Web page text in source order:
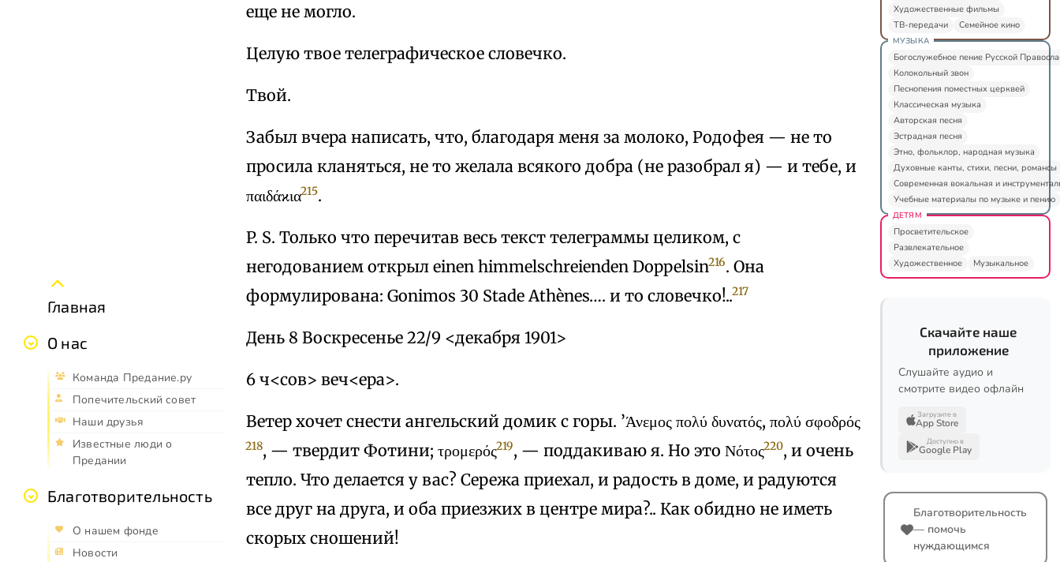
Главная
О нас
Команда Предание.ру
Попечительский совет
Наши друзья
Известные люди о
Предании
Благотворительность
О нашем фонде
Новости
еще не могло.
Целую твое телеграфическое словечко.
Твой.
Забыл вчера написать, что, благодаря меня за молоко, Родофея — не то
просила кланяться, не то желала всякого добра (не разобрал я) — и тебе, и
παιδάϰια215.
P. S. Только что перечитав весь текст телеграммы целиком, с
негодованием открыл einen himmelschreienden Doppelsin216. Она
формулирована: Gonimos 30 Stade Athènes…. и то словечко!..217
День 8 Воскресенье 22/9 <декабря 1901>
6 ч<сов> веч<ера>.
Ветер хочет снести ангельский домик с горы. ’Άνεμος πολύ δυνατός, πολύ σφοδρός
218, — твердит Фотини; τρομερός219, — поддакиваю я. Но это Νότος220, и очень
тепло. Что делается у вас? Сережа приехал, и радость в доме, и радуются
все друг на друга, и оба приезжих в центре мира?.. Как обидно не иметь
скорых сношений!
Художественные фильмы
ТВ-передачи
Семейное кино
МУЗЫКА
Богослужебное пение Русской
Колокольный звон
Песнопения поместных церквей
Классическая музыка
Авторская песня
Эстрадная песня
Этно, фольклор, народная музыка
Духовные канты, стихи, песни, романсы
Современная вокальная и
Учебные материалы по музыке и пению
ДЕТЯМ
Просветительское
Развлекательное
Художественное
Музыкальное
Скачайте наше
приложение
Слушайте аудио и
смотрите видео офлайн
Загрузите в
App Store
Доступно в
Google Play
Благотворительность
— помочь
нуждающимся